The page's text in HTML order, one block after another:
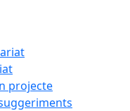
projecte